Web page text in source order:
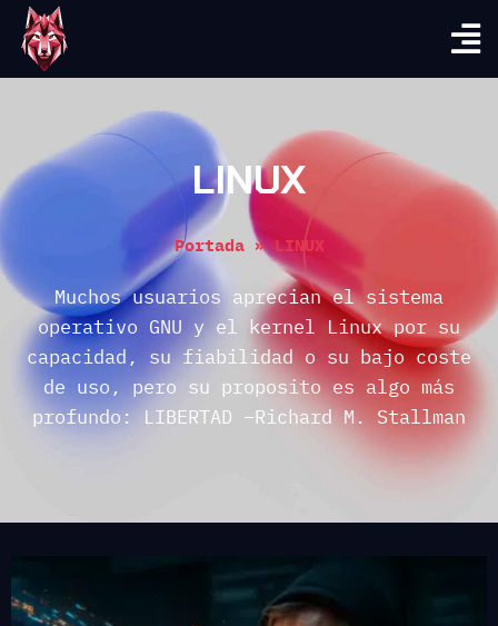
LINUX
Portada»LINUX
Muchos usuarios aprecian el sistema
operativo GNU y el kernel Linux por su
capacidad, su fiabilidad o su bajo coste
de uso, pero su proposito es algo más
profundo: LIBERTAD –Richard M. Stallman